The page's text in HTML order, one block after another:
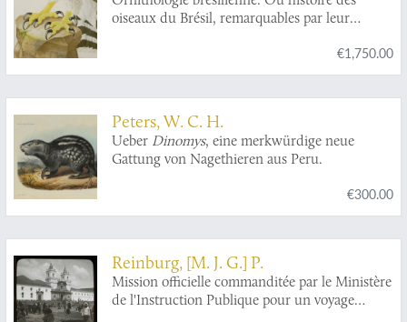
oiseaux du Brésil, remarquables par leur
€1,750.00
Peters, W. C. H.
Ueber Dinomys, eine merkwürdige neue
Gattung von Nagethieren aus Peru.
€300.00
Reinburg, [M. J. G.] P.
Mission officielle commanditée par le Ministère
de l'Instruction Publique pour un voyage